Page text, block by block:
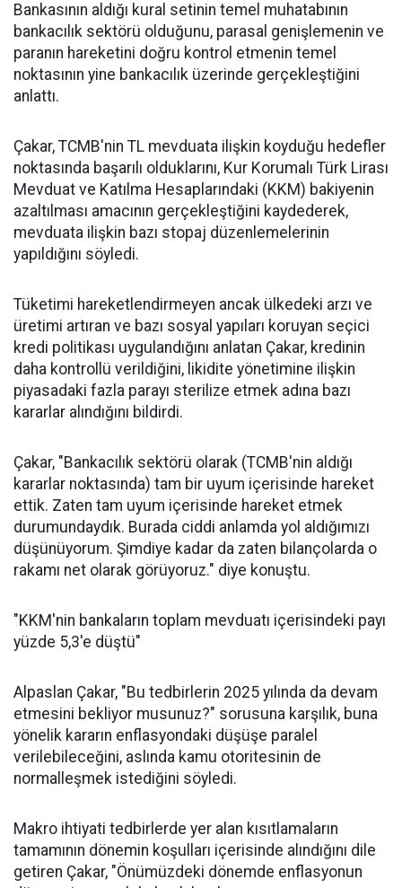
Bankasının aldığı kural setinin temel muhatabının
bankacılık sektörü olduğunu, parasal genişlemenin ve
paranın hareketini doğru kontrol etmenin temel
noktasının yine bankacılık üzerinde gerçekleştiğini
anlattı.
Çakar, TCMB'nin TL mevduata ilişkin koyduğu hedefler
noktasında başarılı olduklarını, Kur Korumalı Türk Lirası
Mevduat ve Katılma Hesaplarındaki (KKM) bakiyenin
azaltılması amacının gerçekleştiğini kaydederek,
mevduata ilişkin bazı stopaj düzenlemelerinin
yapıldığını söyledi.
Tüketimi hareketlendirmeyen ancak ülkedeki arzı ve
üretimi artıran ve bazı sosyal yapıları koruyan seçici
kredi politikası uygulandığını anlatan Çakar, kredinin
daha kontrollü verildiğini, likidite yönetimine ilişkin
piyasadaki fazla parayı sterilize etmek adına bazı
kararlar alındığını bildirdi.
Çakar, "Bankacılık sektörü olarak (TCMB'nin aldığı
kararlar noktasında) tam bir uyum içerisinde hareket
ettik. Zaten tam uyum içerisinde hareket etmek
durumundaydık. Burada ciddi anlamda yol aldığımızı
düşünüyorum. Şimdiye kadar da zaten bilançolarda o
rakamı net olarak görüyoruz." diye konuştu.
"KKM'nin bankaların toplam mevduatı içerisindeki payı
yüzde 5,3'e düştü"
Alpaslan Çakar, "Bu tedbirlerin 2025 yılında da devam
etmesini bekliyor musunuz?" sorusuna karşılık, buna
yönelik kararın enflasyondaki düşüşe paralel
verilebileceğini, aslında kamu otoritesinin de
normalleşmek istediğini söyledi.
Makro ihtiyati tedbirlerde yer alan kısıtlamaların
tamamının dönemin koşulları içerisinde alındığını dile
getiren Çakar, "Önümüzdeki dönemde enflasyonun